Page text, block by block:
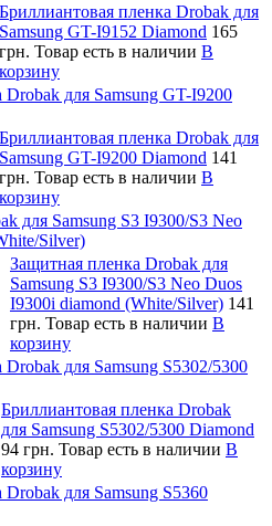
Бриллиантовая пленка Drobak для
Samsung GT-I9152 Diamond 165
грн. Товар есть в наличии В
корзину
для Samsung GT-I9200
Бриллиантовая пленка Drobak для
Samsung GT-I9200 Diamond 141
грн. Товар есть в наличии В
корзину
для Samsung S3 I9300/S3 Neo
Silver)
Защитная пленка Drobak для
Samsung S3 I9300/S3 Neo Duos
I9300i diamond (White/Silver) 141
грн. Товар есть в наличии В
корзину
для Samsung S5302/5300
Бриллиантовая пленка Drobak
для Samsung S5302/5300 Diamond
94 грн. Товар есть в наличии В
корзину
для Samsung S5360